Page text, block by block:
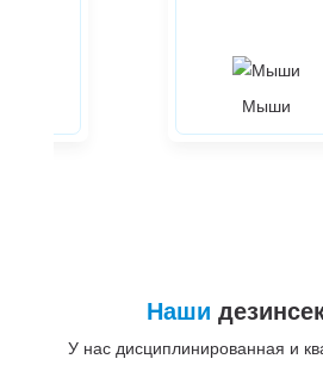
Мыши
Наши
У нас дисциплинированная и